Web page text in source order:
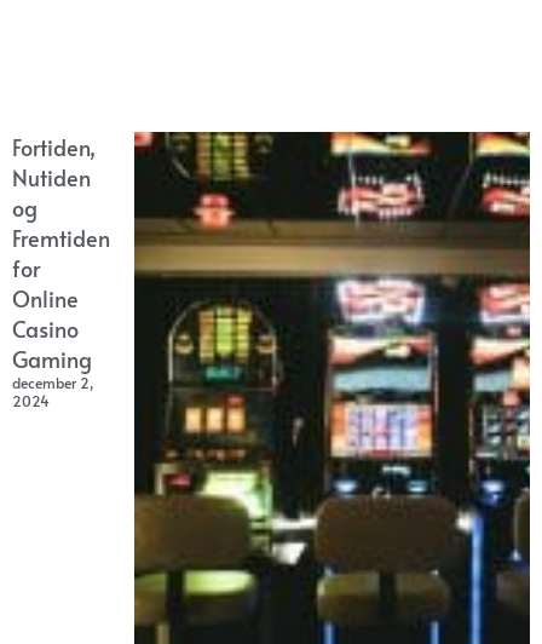
Fortiden,
Nutiden
og
Fremtiden
for
Online
Casino
Gaming
december 2,
2024